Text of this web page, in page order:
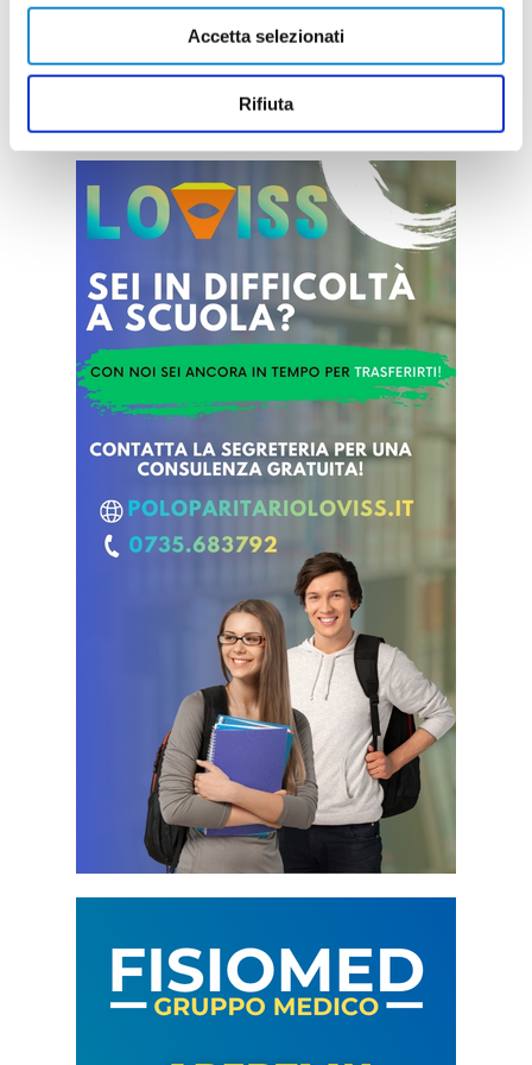
Accetta selezionati
Rifiuta
particolare che la rende ancora più affascinante: il derby in famiglia tra
L
03/03/2026
Vai all'edizione provinciale